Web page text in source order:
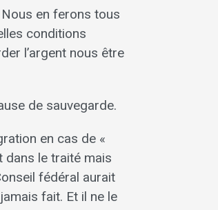
en ferons tous
conditions
l’argent nous être
de sauvegarde.
en cas de «
dans le traité mais
fédéral aurait
fait. Et il ne le